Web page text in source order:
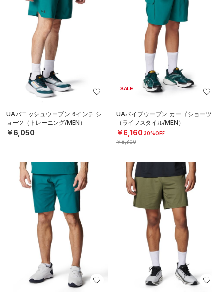
UAバニッシュウーブン 6インチ シ
ョーツ（トレーニング/MEN）
￥6,050
SALE
UAバイブウーブン カーゴショーツ
（ライフスタイル/MEN）
￥6,160 30%OFF
￥8,800